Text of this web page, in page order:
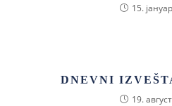
15.
DNEVNI
19.